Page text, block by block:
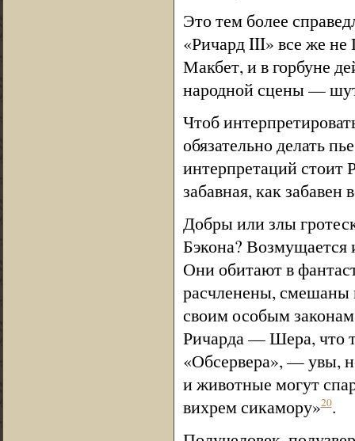
Это тем более
«Ричард III» все же не
Макбет, и в горбуне
народной сцены —
Чтоб
обязательно делать
интерпретаций
забавная, как
Добры или злы
Бэкона? Возмущается
Они обитают в
расчленены, смешаны
своим особым
Ричарда — Шера, что
«Обсервера», — увы,
и животные могут
вихрем сикамору»20.